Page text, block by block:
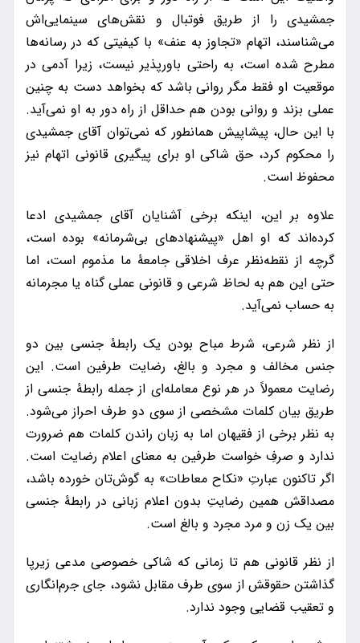
جمشیدی را از طریق فوتبال و نقش‌های سینمایی‌اش
می‌شناسند، اتهام «تجاوز به عنف» با کیفیتی که در رسانه‌ها
مطرح شده است، به راحتی باورپذیر نیست، زیرا آدمی در
موقعیت او فقط مگر روانی باشد که بخواهد دست به چنین
عملی بزند و روانی بودن هم حداقل از راه دور به او نمی‌آید.
با این حال، پیشاپیش همانطور که نمی‌توان آقای جمشیدی
را محکوم کرد، حق شاکی او برای پیگیری قانونی اتهام نیز
محفوظ است.
علاوه بر این، اینکه برخی آشنایان آقای جمشیدی ادعا
کرده‌اند که او اهل «پیشنهادهای بی‌شرمانه» بوده است،
گرچه از نقطه‌نظر عرف اخلاقی جامعۀ ما مذموم است، اما
حتی این هم به لحاظ شرعی و قانونی عملی گناه یا مجرمانه
به حساب نمی‌آید.
از نظر شرعی، شرط مباح بودن یک رابطۀ جنسی بین دو
جنس مخالف و مجرد و بالغ، رضایت طرفین است. این
رضایت معمولاً در هر نوع معامله‌ای از جمله رابطۀ جنسی از
طریق بیان کلمات مشخصی از سوی دو طرف احراز می‌شود.
به نظر برخی از فقیهان اما به زبان راندن کلمات هم ضرورت
ندارد و صرفِ خواست طرفین به معنای اعلام رضایت است.
اگر تاکنون عبارتِ «نکاح معاطات» به گوش‌تان خورده باشد،
مصداقش همین رضایتِ بدون اعلام زبانی در رابطۀ جنسی
بین یک زن و مرد مجرد و بالغ است.
از نظر قانونی هم تا زمانی که شاکی خصوصی مدعی زیرپا
گذاشتن حقوقش از سوی طرف مقابل نشود، جای جرم‌انگاری
و تعقیب قضایی وجود ندارد.